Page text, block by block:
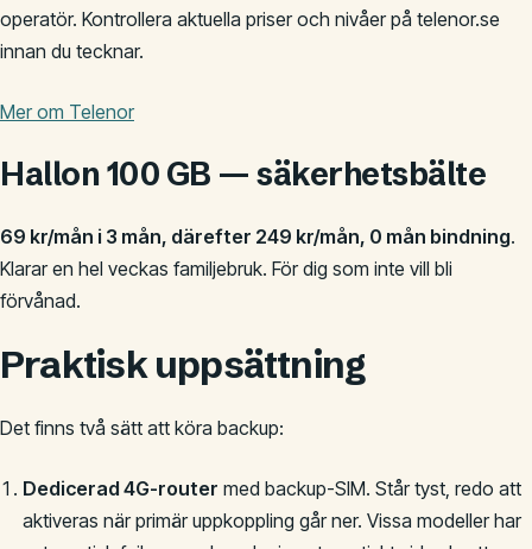
operatör. Kontrollera aktuella priser och nivåer på telenor.se
innan du tecknar.
Mer om Telenor
Hallon 100 GB — säkerhetsbälte
69 kr/mån i 3 mån, därefter 249 kr/mån, 0 mån bindning.
Klarar en hel veckas familjebruk. För dig som inte vill bli
förvånad.
Praktisk uppsättning
Det finns två sätt att köra backup:
Dedicerad 4G-router med backup-SIM. Står tyst, redo att
aktiveras när primär uppkoppling går ner. Vissa modeller har